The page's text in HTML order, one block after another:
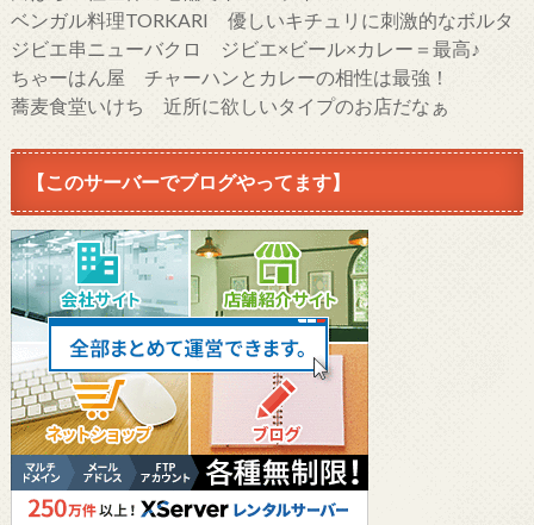
ベンガル料理TORKARI 優しいキチュリに刺激的なボルタ
ジビエ串ニューバクロ ジビエ×ビール×カレー＝最高♪
ちゃーはん屋 チャーハンとカレーの相性は最強！
蕎麦食堂いけち 近所に欲しいタイプのお店だなぁ
【このサーバーでブログやってます】